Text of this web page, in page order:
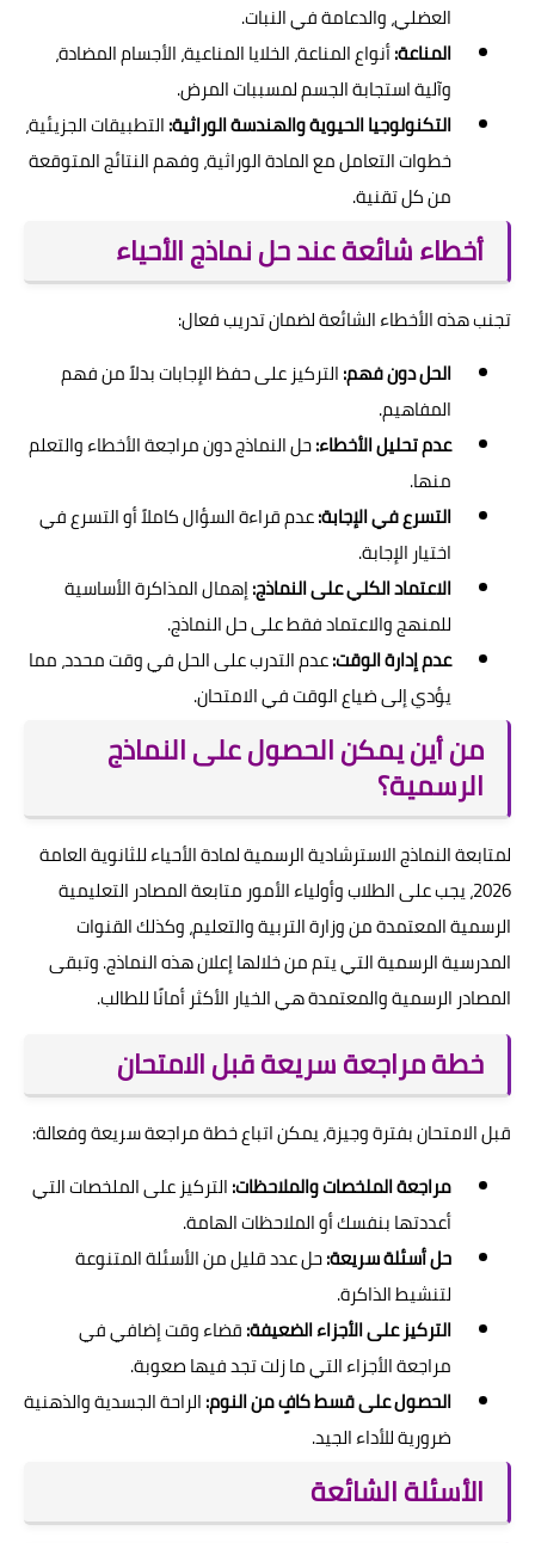
العضلي، والدعامة في النبات.
المناعة:أنواع المناعة، الخلايا المناعية، الأجسام المضادة،
وآلية استجابة الجسم لمسببات المرض.
التكنولوجيا الحيوية والهندسة الوراثية:التطبيقات الجزيئية،
خطوات التعامل مع المادة الوراثية، وفهم النتائج المتوقعة
من كل تقنية.
أخطاء شائعة عند حل نماذج الأحياء
تجنب هذه الأخطاء الشائعة لضمان تدريب فعال:
الحل دون فهم:التركيز على حفظ الإجابات بدلاً من فهم
المفاهيم.
عدم تحليل الأخطاء:حل النماذج دون مراجعة الأخطاء والتعلم
منها.
التسرع في الإجابة:عدم قراءة السؤال كاملاً أو التسرع في
اختيار الإجابة.
الاعتماد الكلي على النماذج:إهمال المذاكرة الأساسية
للمنهج والاعتماد فقط على حل النماذج.
عدم إدارة الوقت:عدم التدرب على الحل في وقت محدد، مما
يؤدي إلى ضياع الوقت في الامتحان.
من أين يمكن الحصول على النماذج
الرسمية؟
لمتابعة النماذج الاسترشادية الرسمية لمادة الأحياء للثانوية العامة
2026، يجب على الطلاب وأولياء الأمور متابعة المصادر التعليمية
الرسمية المعتمدة من وزارة التربية والتعليم، وكذلك القنوات
المدرسية الرسمية التي يتم من خلالها إعلان هذه النماذج. وتبقى
المصادر الرسمية والمعتمدة هي الخيار الأكثر أمانًا للطالب.
خطة مراجعة سريعة قبل الامتحان
قبل الامتحان بفترة وجيزة، يمكن اتباع خطة مراجعة سريعة وفعالة:
مراجعة الملخصات والملاحظات:التركيز على الملخصات التي
أعددتها بنفسك أو الملاحظات الهامة.
حل أسئلة سريعة:حل عدد قليل من الأسئلة المتنوعة
لتنشيط الذاكرة.
التركيز على الأجزاء الضعيفة:قضاء وقت إضافي في
مراجعة الأجزاء التي ما زلت تجد فيها صعوبة.
الحصول على قسط كافٍ من النوم:الراحة الجسدية والذهنية
ضرورية للأداء الجيد.
الأسئلة الشائعة